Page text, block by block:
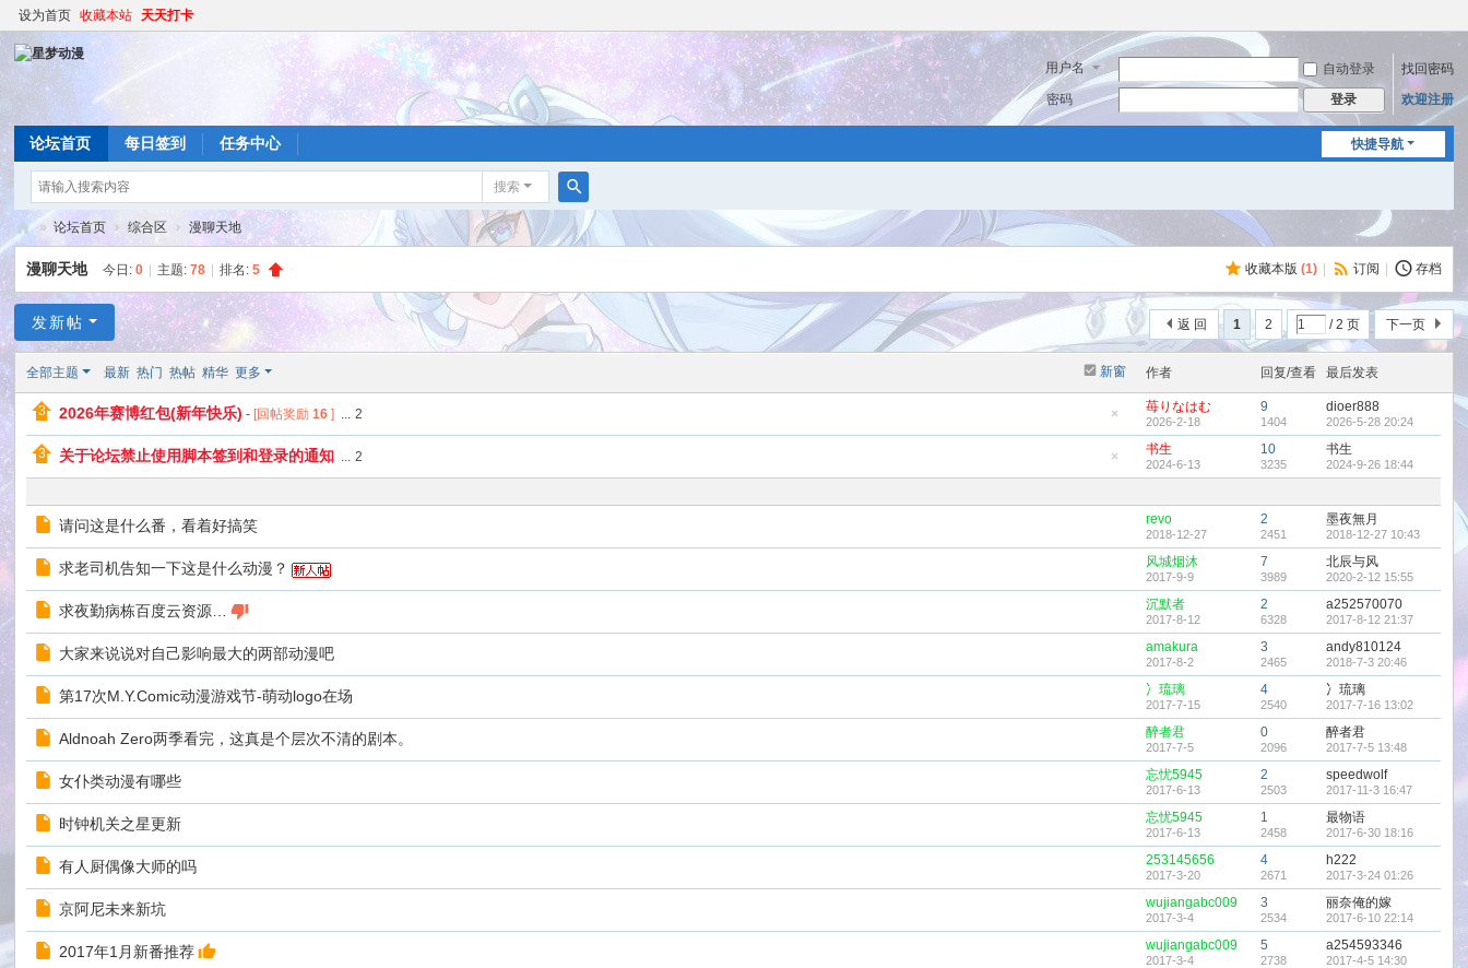
设为首页 收藏本站 天天打卡
用户名 自动登录
找回密码
密码
登录 欢迎注册
快捷导航
论坛首页 每日签到 任务中心
搜索
搜
索
星
梦
漫
» 论坛首页 › 综合区 › 漫聊天地
收藏本版 (1) 订阅 存档
漫聊天地 今日:0 主题:78 排名:5
1 2 / 2 页 下一页
返 回
发新帖
新窗
全部主题 最新 热门 热帖 精华 更多 作者 回复/查看 最后发表
藏
置
帖
2026年赛博红包(新年快乐) - [回帖奖励16 ] ... 2 苺りなはむ
2026-2-18
9
1404
dioer888
2026-5-28 20:24
藏
顶
关于论坛禁止使用脚本签到和登录的通知 ... 2 书生
2024-6-13
10
3235
书生
2024-9-26 18:44
请问这是什么番，看着好搞笑 revo
2018-12-27
2
2451
墨夜無月
2018-12-27 10:43
求老司机告知一下这是什么动漫？ 风城烟沐
2017-9-9
7
3989
北辰与风
2020-2-12 15:55
求夜勤病栋百度云资源… 沉默者
2017-8-12
2
6328
a252570070
2017-8-12 21:37
大家来说说对自己影响最大的两部动漫吧 amakura
2017-8-2
3
2465
andy810124
2018-7-3 20:46
第17次M.Y.Comic动漫游戏节-萌动logo在场 冫琉璃
2017-7-15
4
2540
冫琉璃
2017-7-16 13:02
Aldnoah Zero两季看完，这真是个层次不清的剧本。 醉者君
2017-7-5
0
2096
醉者君
2017-7-5 13:48
女仆类动漫有哪些 忘忧5945
2017-6-13
2
2503
speedwolf
2017-11-3 16:47
时钟机关之星更新 忘忧5945
2017-6-13
1
2458
最物语
2017-6-30 18:16
有人厨偶像大师的吗 253145656
2017-3-20
4
2671
h222
2017-3-24 01:26
京阿尼未来新坑 wujiangabc009
2017-3-4
3
2534
丽奈俺的嫁
2017-6-10 22:14
2017年1月新番推荐 wujiangabc009
2017-3-4
5
2738
a254593346
2017-4-5 14:30